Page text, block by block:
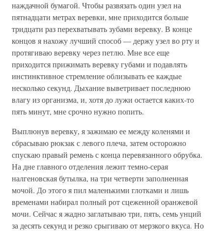
наждачной бумагой. Чтобы развязать один узел на
пятнадцати метрах веревки, мне приходится больше
тридцати раз перехватывать зубами веревку. В конце
концов я нахожу лучший способ — держу узел во рту и
протягиваю веревку через петлю. Мне все еще
приходится прижимать веревку губами и подавлять
инстинктивное стремление облизывать ее каждые
несколько секунд. Дыхание выветривает последнюю
влагу из организма, и, хотя до лужи остается каких-то
пять минут, мне срочно нужно попить.
Выплюнув веревку, я зажимаю ее между коленями и
сбрасываю рюкзак с левого плеча, затем осторожно
спускаю правый ремень с конца перевязанного обрубка.
На дне главного отделения лежит темно-серая
налгеновская бутылка, на три четверти заполненная
мочой. До этого я пил маленькими глотками и лишь
временами набирал полный рот сцеженной оранжевой
мочи. Сейчас я жадно заглатываю три, пять, семь унций
за десять секунд и резко срыгиваю от мерзкого вкуса. Но